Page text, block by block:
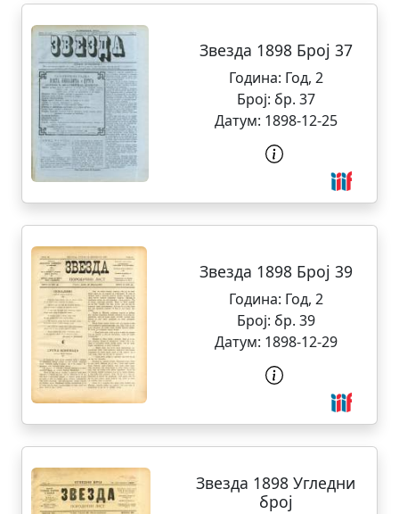
Звезда 1898 Број 37
Година: Год, 2
Број: бр. 37
Датум: 1898-12-25
Звезда 1898 Број 39
Година: Год, 2
Број: бр. 39
Датум: 1898-12-29
Звезда 1898 Угледни
број